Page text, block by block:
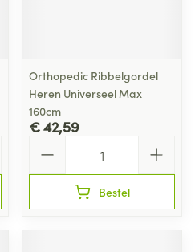
Orthopedic Ribbelgordel
Heren Universeel Max
160cm
€ 42,59
Bestel